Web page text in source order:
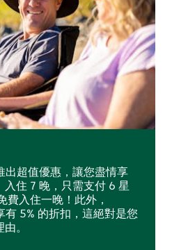
出超值優惠，讓您盡情享
入住 7 晚，只需支付 6 星
費入住一晚！此外，
有 5% 的折扣，這絕對是您
。